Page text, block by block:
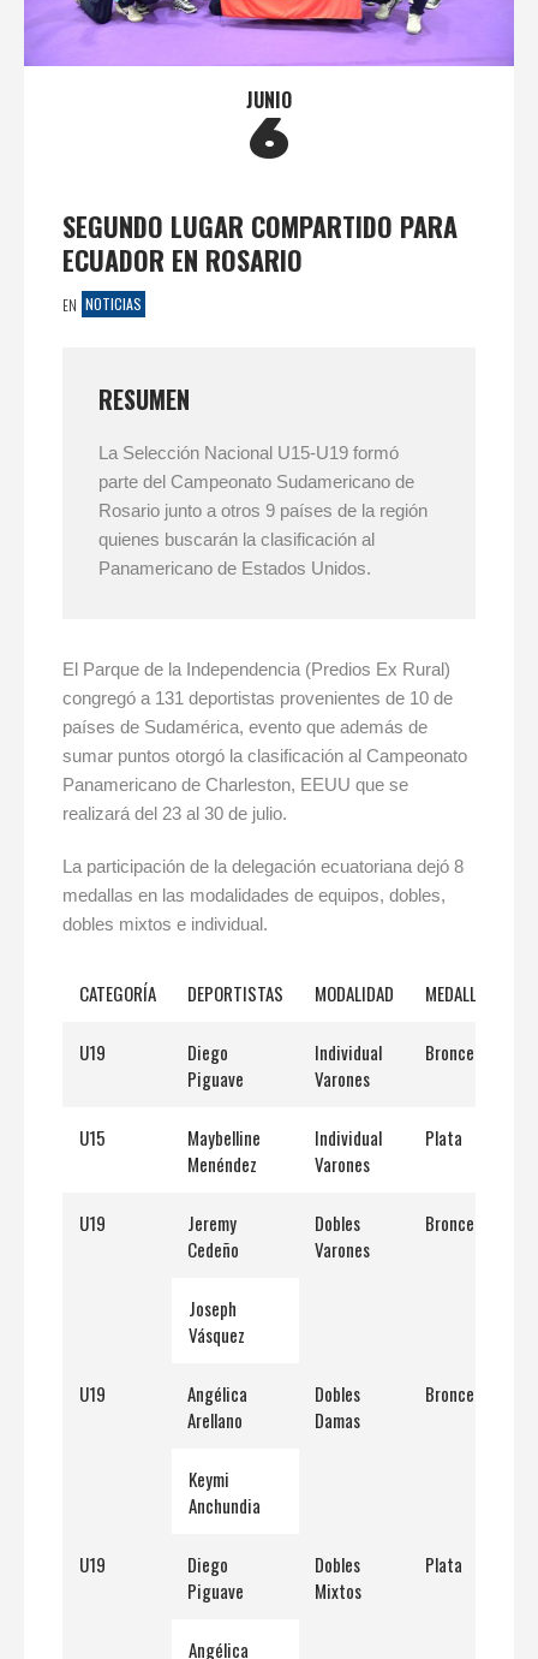
JUNIO
6
SEGUNDO LUGAR COMPARTIDO PARA
ECUADOR EN ROSARIO
EN NOTICIAS
RESUMEN
La Selección Nacional U15-U19 formó
parte del Campeonato Sudamericano de
Rosario junto a otros 9 países de la región
quienes buscarán la clasificación al
Panamericano de Estados Unidos.
El Parque de la Independencia (Predios Ex Rural)
congregó a 131 deportistas provenientes de 10 de
países de Sudamérica, evento que además de
sumar puntos otorgó la clasificación al Campeonato
Panamericano de Charleston, EEUU que se
realizará del 23 al 30 de julio.
La participación de la delegación ecuatoriana dejó 8
medallas en las modalidades de equipos, dobles,
dobles mixtos e individual.
CATEGORÍA DEPORTISTAS MODALIDAD MEDALLA
U19
Diego
Piguave
Individual
Varones
Bronce
U15
Maybelline
Menéndez
Individual
Varones
Plata
U19
Jeremy
Cedeño
Dobles
Varones
Bronce
Joseph
Vásquez
U19
Angélica
Arellano
Dobles
Damas
Bronce
Keymi
Anchundia
U19
Diego
Piguave
Dobles
Mixtos
Plata
Angélica